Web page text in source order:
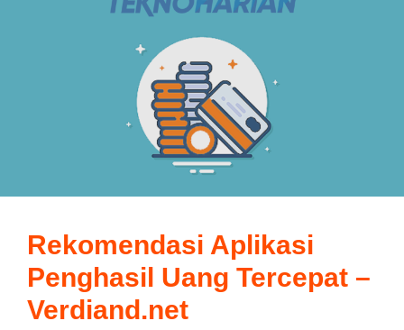
Rekomendasi Aplikasi
Penghasil Uang Tercepat –
Verdiand.net